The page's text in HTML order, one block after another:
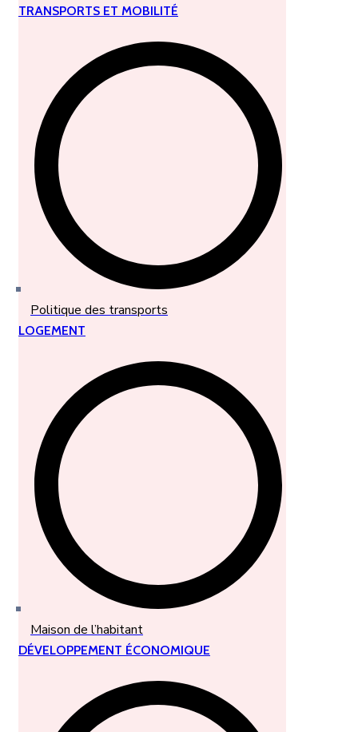
TRANSPORTS ET MOBILITÉ
Politique des transports
LOGEMENT
Maison de l’habitant
DÉVELOPPEMENT ÉCONOMIQUE